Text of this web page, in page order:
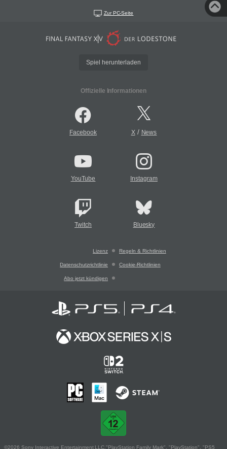
Zur PC-Seite
Spiel herunterladen
Offizielle Informationen
Facebook X/ News
YouTube Instagram
Twitch Bluesky
Lizenz Regeln & Richtlinien
Datenschutzrichtlinie Cookie-Richtlinien
Abo jetzt kündigen
©2026 Sony Interactive Entertainment LLC."PlayStation Family Mark", "PlayStation", "PS5